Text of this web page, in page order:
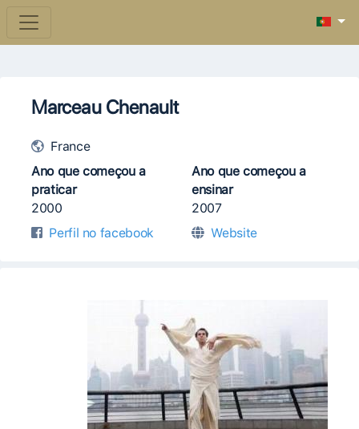
Marceau Chenault
France
Ano que começou a
praticar
2000
Ano que começou a
ensinar
2007
Perfil no facebook
Website